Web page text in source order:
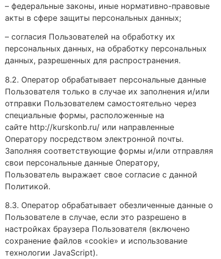
– федеральные законы, иные нормативно-правовые
акты в сфере защиты персональных данных;
– согласия Пользователей на обработку их
персональных данных, на обработку персональных
данных, разрешенных для распространения.
8.2. Оператор обрабатывает персональные данные
Пользователя только в случае их заполнения и/или
отправки Пользователем самостоятельно через
специальные формы, расположенные на
сайте http://kurskonb.ru/ или направленные
Оператору посредством электронной почты.
Заполняя соответствующие формы и/или отправляя
свои персональные данные Оператору,
Пользователь выражает свое согласие с данной
Политикой.
8.3. Оператор обрабатывает обезличенные данные о
Пользователе в случае, если это разрешено в
настройках браузера Пользователя (включено
сохранение файлов «cookie» и использование
технологии JavaScript).